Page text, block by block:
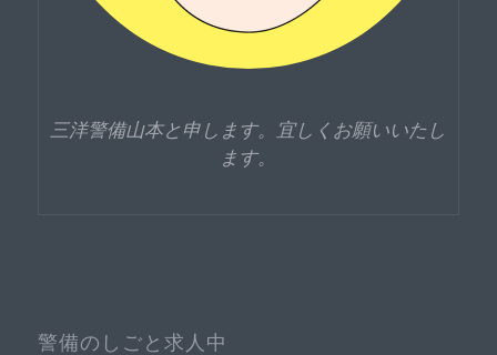
三洋警備山本と申します。宜しくお願いいたし
ます。
警備のしごと求人中